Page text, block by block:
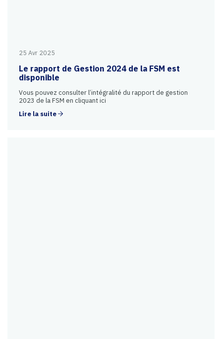
25 Avr 2025
Le rapport de Gestion 2024 de la FSM est
disponible
Vous pouvez consulter l’intégralité du rapport de gestion
2023 de la FSM en cliquant ici
Lire la suite